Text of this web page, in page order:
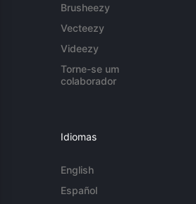
Brusheezy
Vecteezy
Videezy
Torne-se um
colaborador
Idiomas
English
Español